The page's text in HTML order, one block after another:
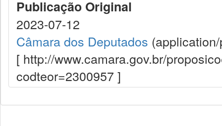
Publicação Original
2023-07-12
Câmara dos Deputados
[ http://www.camara.gov.br/
codteor=2300957 ]